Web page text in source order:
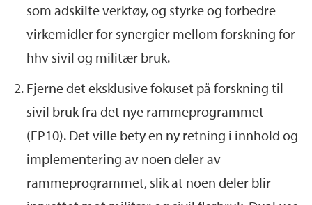
som adskilte verktøy, og styrke og forbedre
virkemidler for synergier mellom forskning for
hhv sivil og militær bruk.
Fjerne det eksklusive fokuset på forskning til
sivil bruk fra det nye rammeprogrammet
(FP10). Det ville bety en ny retning i innhold og
implementering av noen deler av
rammeprogrammet, slik at noen deler blir